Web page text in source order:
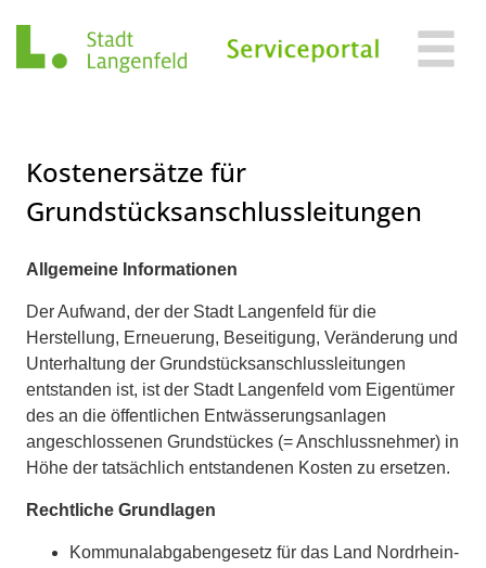
Kostenersätze für
Grundstücksanschlussleitungen
Beschreibung
Allgemeine Informationen
Der Aufwand, der der Stadt Langenfeld für die
Herstellung, Erneuerung, Beseitigung, Veränderung und
Unterhaltung der Grundstücksanschlussleitungen
entstanden ist, ist der Stadt Langenfeld vom Eigentümer
des an die öffentlichen Entwässerungsanlagen
angeschlossenen Grundstückes (= Anschlussnehmer) in
Höhe der tatsächlich entstandenen Kosten zu ersetzen.
Rechtliche Grundlagen
Kommunalabgabengesetz für das Land Nordrhein-